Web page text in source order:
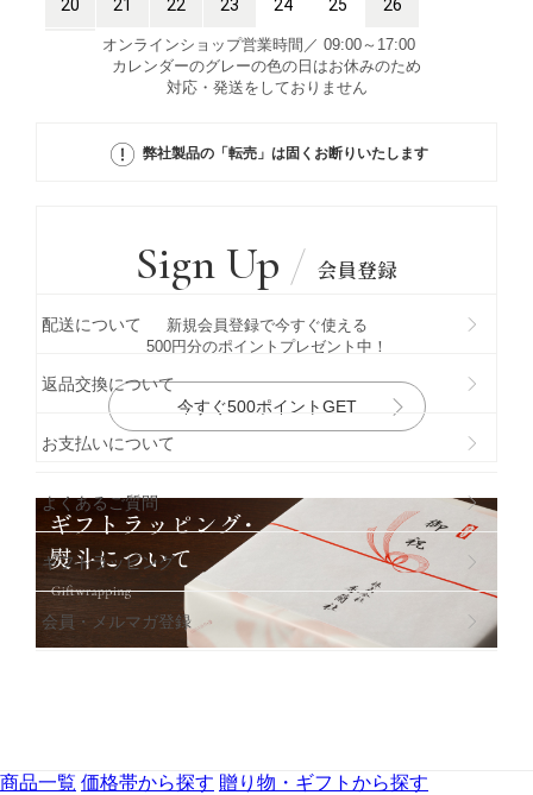
配送について
返品交換について
お支払いについて
よくあるご質問
ギフトラッビング
会員・メルマガ登録
オンラインショップ営業時間／ 09:00～17:00
カレンダーのグレーの色の日はお休みのため
対応・発送をしておりません
弊社製品の「転売」は固くお断りいたします
Sign Up 会員登録
新規会員登録で今すぐ使える
500円分のポイントプレゼント中！
今すぐ500ポイントGET
商品一覧 価格帯から探す 贈り物・ギフトから探す